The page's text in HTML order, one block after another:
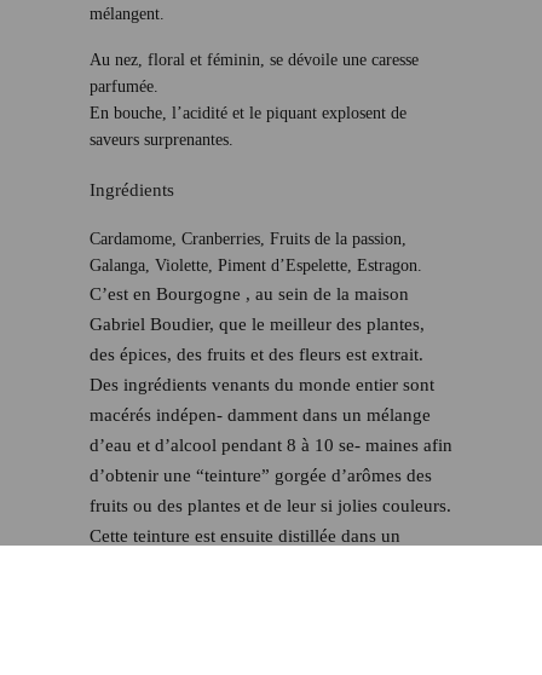
mélangent.
Au nez, floral et féminin, se dévoile une caresse
parfumée.
En bouche, l’acidité et le piquant explosent de
saveurs surprenantes.
Ingrédients
Cardamome, Cranberries, Fruits de la passion,
Galanga, Violette, Piment d’Espelette, Estragon.
C’est en Bourgogne , au sein de la maison
Gabriel Boudier, que le meilleur des plantes,
des épices, des fruits et des fleurs est extrait.
Des ingrédients venants du monde entier sont
macérés indépen- damment dans un mélange
d’eau et d’alcool pendant 8 à 10 se- maines afin
d’obtenir une “teinture” gorgée d’arômes des
fruits ou des plantes et de leur si jolies couleurs.
Cette teinture est ensuite distillée dans un